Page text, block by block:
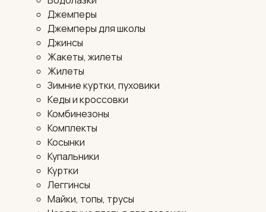
Джемперы
Джемперы для школы
Джинсы
Жакеты, жилеты
Жилеты
Зимние куртки, пуховики
Кеды и кроссовки
Комбинезоны
Комплекты
Косынки
Купальники
Куртки
Леггинсы
Майки, топы, трусы